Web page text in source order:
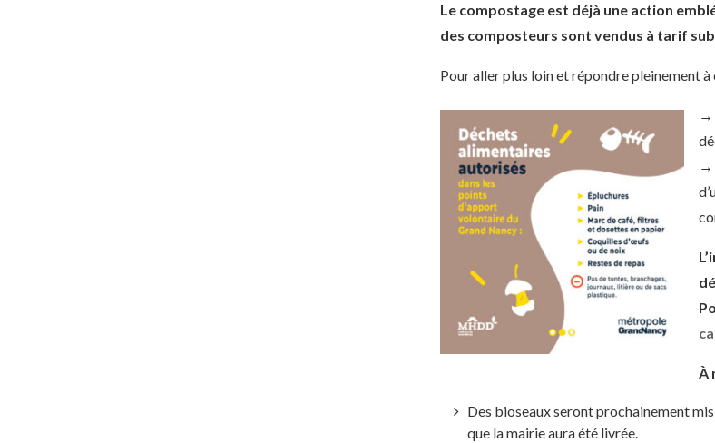
Le compostage est déjà une action
des composteurs sont vendus à tarif
Pour aller plus loin et répondre pleinement
→
→
À
Des bioseaux seront prochainement
que la mairie aura été livrée.